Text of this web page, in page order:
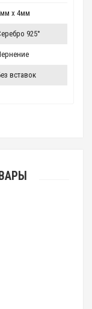
x 4мм
925°
вставок